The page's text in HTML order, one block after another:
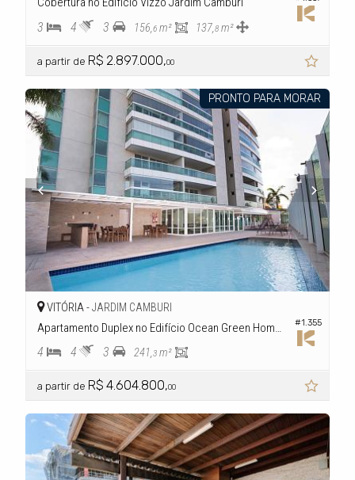
3 4 3 156,6 m² 137,8 m²
a partir de R$ 2.897.000,00
PRONTO PARA MORAR
#1.355
VITÓRIA -JARDIM CAMBURI
Apartamento Duplex no Edifício Ocean Green Home & Beach Residence
4 4 3 241,3 m²
a partir de R$ 4.604.800,00